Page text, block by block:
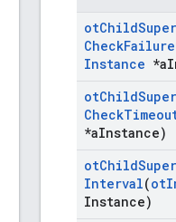
otChild
CheckFailure
Instance *a
otChild
Check
*aInstance)
otChild
Interval(ot
Instance)